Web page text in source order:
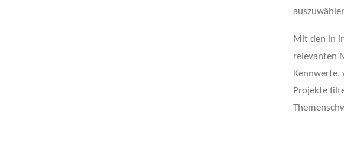
Mit den in
relevanten
Kennwerte,
Projekte